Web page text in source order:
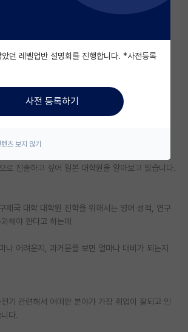
무개랩)
판
격 후기 게시판
시판
게시판
판
학에서 전자전기 전공중인 학부생입니다.
체 쪽 취업만 생각하다가
로 진출하고 싶어 일본 대학원을 알아보고 있습니다.
제국 대학 대학원 진학을 위해서는 영어 성적, 연구
해야 한다고 하는데
나 어려운지, 과거문을 보면 얼마나 대비가 되는지
기 관련해서 어떠한 분야가 가장 취업이 잘되고 인
다.
던 레벨업반 설명회를 진행합니다. *사전등록
사전 등록하기
츠 보지 않기